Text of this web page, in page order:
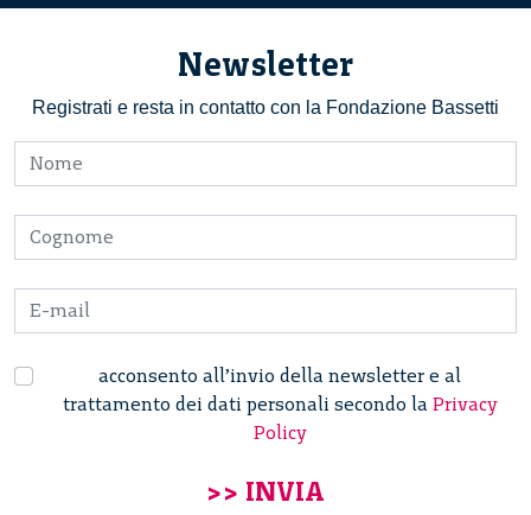
Newsletter
Registrati e resta in contatto con la Fondazione Bassetti
acconsento all’invio della newsletter e al
trattamento dei dati personali secondo la Privacy
Policy